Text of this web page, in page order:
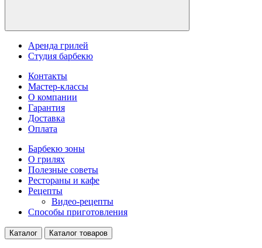
Аренда грилей
Студия барбекю
Контакты
Мастер-классы
О компании
Гарантия
Доставка
Оплата
Барбекю зоны
О грилях
Полезные советы
Рестораны и кафе
Рецепты
Видео-рецепты
Способы приготовления
Каталог Каталог товаров